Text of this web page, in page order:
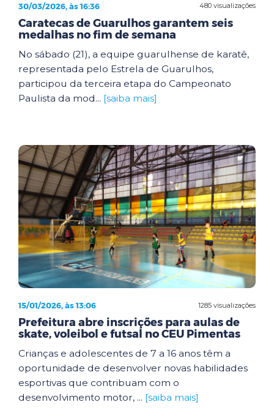
480 visualizações
30/03/2026, às 16:36
Caratecas de Guarulhos garantem seis
medalhas no fim de semana
No sábado (21), a equipe guarulhense de karatê,
representada pelo Estrela de Guarulhos,
participou da terceira etapa do Campeonato
Paulista da mod... [saiba mais]
1285 visualizações
15/01/2026, às 13:06
Prefeitura abre inscrições para aulas de
skate, voleibol e futsal no CEU Pimentas
Crianças e adolescentes de 7 a 16 anos têm a
oportunidade de desenvolver novas habilidades
esportivas que contribuam com o
desenvolvimento motor, ... [saiba mais]